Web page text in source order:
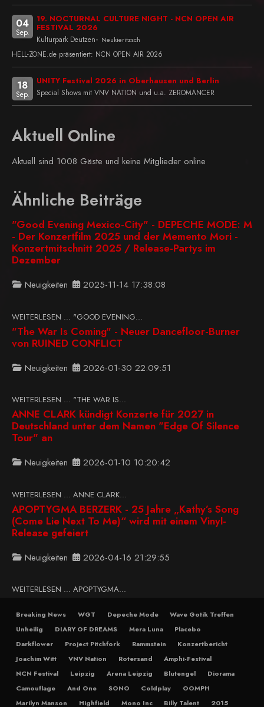
04
Sep.
19. NOCTURNAL CULTURE NIGHT - NCN OPEN AIR
FESTIVAL 2026
Kulturpark Deutzen- Neukieritzsch
HELL-ZONE.de präsentiert: NCN OPEN AIR 2026
18
Sep.
UNITY Festival 2026 in Oberhausen und Berlin
Special Shows mit VNV NATION und u.a. ZEROMANCER
Aktuell Online
Aktuell sind 1008 Gäste und keine Mitglieder online
Ähnliche Beiträge
"Good Evening Mexico-City" - DEPECHE MODE: M
- Der Konzertfilm 2025 und der Memento Mori -
Konzertmitschnitt 2025 / Release-Partys im
Dezember
Neuigkeiten 2025-11-14 17:38:08
WEITERLESEN … "GOOD EVENING...
"The War Is Coming" - Neuer Dancefloor-Burner
von RUINED CONFLICT
Neuigkeiten 2026-01-30 22:09:51
WEITERLESEN … "THE WAR IS...
ANNE CLARK kündigt Konzerte für 2027 in
Deutschland unter dem Namen "Edge Of Silence
Tour" an
Neuigkeiten 2026-01-10 10:20:42
WEITERLESEN … ANNE CLARK...
APOPTYGMA BERZERK - 25 Jahre „Kathy’s Song
(Come Lie Next To Me)“ wird mit einem Vinyl-
Release gefeiert
Neuigkeiten 2026-04-16 21:29:55
WEITERLESEN … APOPTYGMA...
Breaking News WGT Depeche Mode
Wave Gotik Treffen
Unheilig
DIARY OF DREAMS Mera Luna
Placebo
Darkflower
Project Pitchfork Rammstein
Konzertbericht
Joachim Witt
VNV Nation Rotersand
Amphi-Festival
NCN Festival
Leipzig Arena Leipzig Blutengel
Diorama
Camouflage
And One SONO Coldplay
OOMPH
Marilyn Manson
Highfield Mono Inc Billy Talent 2015